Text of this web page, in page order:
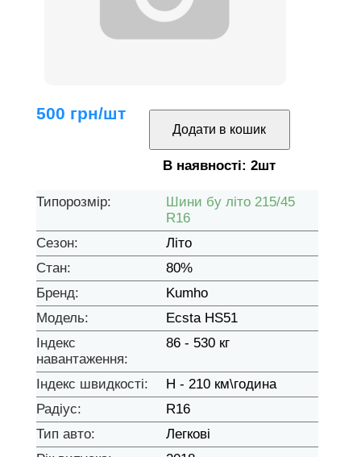
500 грн/шт
В наявності:2шт
Типорозмір:
Шини бу літо 215/45
R16
Сезон:
Літо
Стан:
80%
Бренд:
Kumho
Модель:
Ecsta HS51
Індекс
навантаження:
86 - 530 кг
Індекс швидкості:
H - 210 км\година
Радіус:
R16
Тип авто:
Легкові